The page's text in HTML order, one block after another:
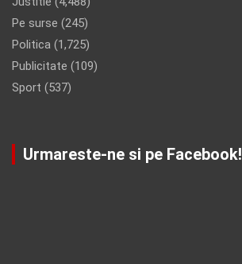
Pe surse (245)
Politica (1,725)
Publicitate (109)
Sport (537)
Urmareste-ne si pe Facebook!